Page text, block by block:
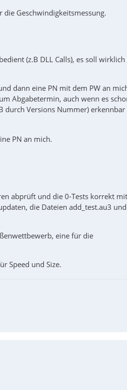
Geschwindigkeitsmessung.
(z.B DLL Calls), es soll
dann eine PN mit dem PW an
Abgabetermin, auch wenn es
Versions Nummer) erkennbar
PN an mich.
abprüft und die 0-Tests korrekt
die Dateien add_test.au3
eine für die
Speed und Size.